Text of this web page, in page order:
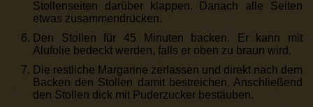
Stollenseiten darüber klappen. Danach alle Seiten
etwas zusammendrücken.
Den Stollen für 45 Minuten backen. Er kann mit
Alufolie bedeckt werden, falls er oben zu braun wird.
Die restliche Margarine zerlassen und direkt nach dem
Backen den Stollen damit bestreichen. Anschließend
den Stollen dick mit Puderzucker bestäuben.